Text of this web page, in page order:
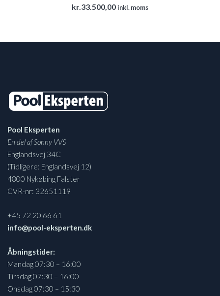
kr.33.500,00inkl. moms
Pool Eksperten
En del af Sonny VVS
Englandsvej 34C
(Tidligere: Englandsvej 12)
4800 Nykøbing Falster
CVR-nr: 32651119
+45 72 20 66 61
info@pool-eksperten.dk
Åbningstider:
Mandag 07:30 – 16:00
Tirsdag 07:30 – 16:00
Onsdag 07:30 – 15:30